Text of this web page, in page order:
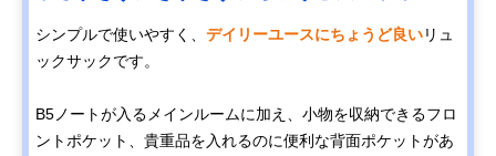
シンプルで使いやすく、 デイリーユースにちょうど良いリュ
ックサックです。
B5ノートが入るメインルームに加え、小物を収納できるフロ
ントポケット、貴重品を入れるのに便利な背面ポケットがあ